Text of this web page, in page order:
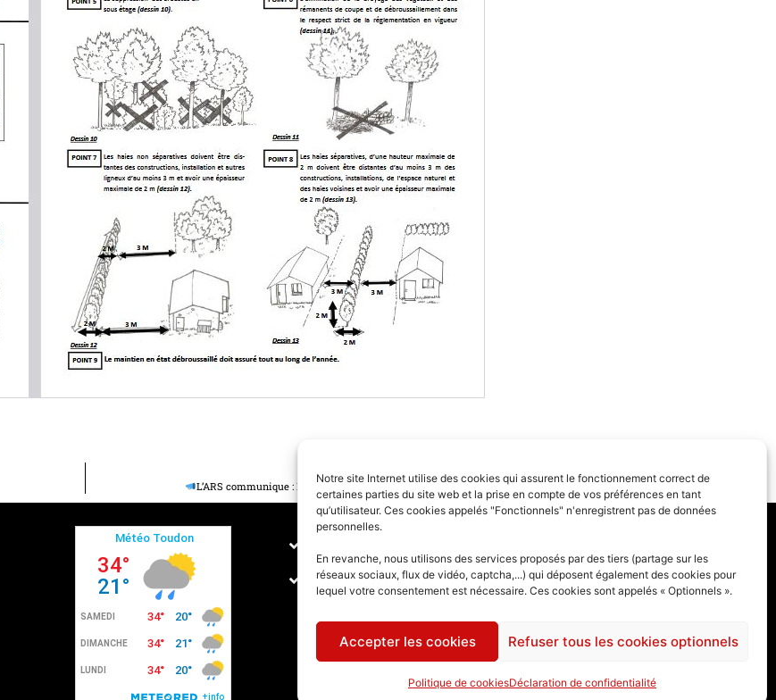
Notre site Internet utilise des cookies qui assurent le fonctionnement correct de
certaines parties du site web et la prise en compte de vos préférences en tant
qu’utilisateur. Ces cookies appelés "Fonctionnels" n'enregistrent pas de données
personnelles.
En revanche, nous utilisons des services proposés par des tiers (partage sur les
réseaux sociaux, flux de vidéo, captcha,...) qui déposent également des cookies pour
lequel votre consentement est nécessaire. Ces cookies sont appelés « Optionnels ».
Accepter les cookies Refuser tous les cookies optionnels
Politique de cookiesDéclaration de confidentialité
L’ARS communique : Monoxyde de carbone, comment éviter une intoxication ?
Politique des cookies